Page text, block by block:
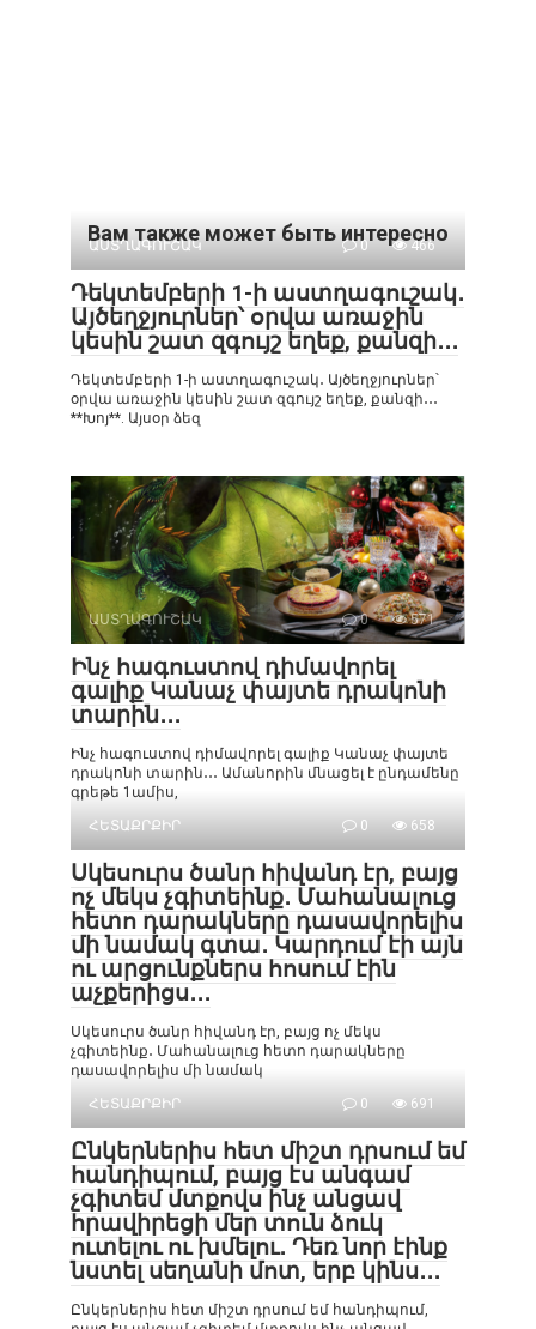
Вам также может быть интересно
ԱՍՏՂԱԳՈՒՇԱԿ 0 466
Դեկտեմբերի 1-ի աստղագուշակ․
Այծեղջյուրներ՝ օրվա առաջին
կեսին շատ զգույշ եղեք, քանզի․․․
Դեկտեմբերի 1-ի աստղագուշակ․ Այծեղջյուրներ՝
օրվա առաջին կեսին շատ զգույշ եղեք, քանզի․․․
**Խոյ**. Այսօր ձեզ
ԱՍՏՂԱԳՈՒՇԱԿ 0 571
Ինչ հագուստով դիմավորել
գալիք Կանաչ փայտե դրակոնի
տարին․․․
Ինչ հագուստով դիմավորել գալիք Կանաչ փայտե
դրակոնի տարին․․․ Ամանորին մնացել է ընդամենը
գրեթե 1ամիս,
ՀԵՏԱՔՐՔԻՐ
0 658
Սկեսուրս ծանր հիվանդ էր, բայց
ոչ մեկս չգիտեինք․ Մահանալուց
հետո դարակները դասավորելիս
մի նամակ գտա․ Կարդում էի այն
ու արցունքներս հոսում էին
աչքերիցս․․․
Սկեսուրս ծանր հիվանդ էր, բայց ոչ մեկս
չգիտեինք․ Մահանալուց հետո դարակները
դասավորելիս մի նամակ
ՀԵՏԱՔՐՔԻՐ
0 691
Ընկերներիս հետ միշտ դրսում եմ
հանդիպում, բայց էս անգամ
չգիտեմ մտքովս ինչ անցավ
հրավիրեցի մեր տուն ձուկ
ուտելու ու խմելու․ Դեռ նոր էինք
նստել սեղանի մոտ, երբ կինս․․․
Ընկերներիս հետ միշտ դրսում եմ հանդիպում,